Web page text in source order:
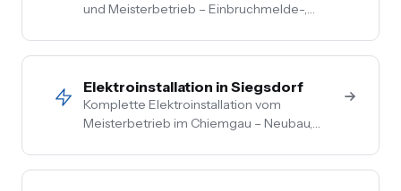
und Meisterbetrieb – Einbruchmelde-,
Begehung.
Elektroinstallation in Siegsdorf
Komplette Elektroinstallation vom
Meisterbetrieb im Chiemgau – Neubau,